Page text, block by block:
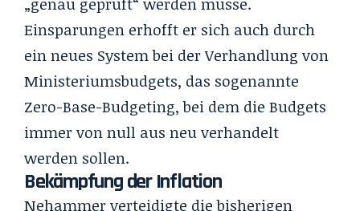
Einsparungen erhofft er sich auch durch
ein neues System bei der Verhandlung von
Ministeriumsbudgets, das sogenannte
Zero-Base-Budgeting, bei dem die Budgets
immer von null aus neu verhandelt
werden sollen.
Bekämpfung der Inflation
Nehammer verteidigte die bisherigen